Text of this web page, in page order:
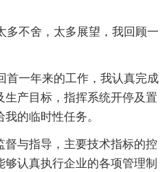
多不舍，太多展望，我回顾一
首一年来的工作，我认真完成
生产目标，指挥系统开停及置
的临时性任务。
督与指导，主要技术指标的控
认真执行企业的各项管理制